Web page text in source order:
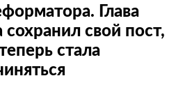
Глава
сохранил свой пост,
стала